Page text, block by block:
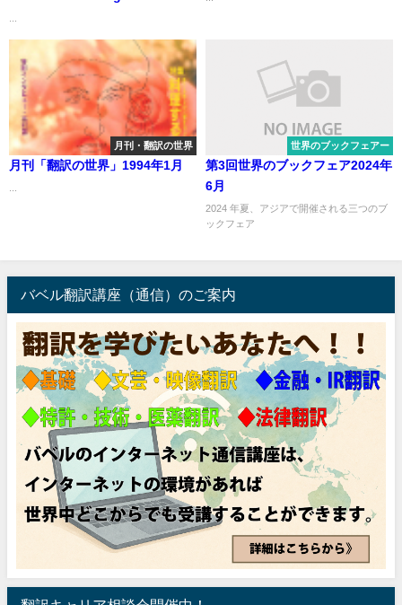
Person Newly Revised and
Updated 「がんという旅」全人
的な治癒と変容
月刊・翻訳の世界
月刊「翻訳の世界」1994年1月
世界のブックフェアー
第3回世界のブックフェア2024年
6月
2024 年夏、アジアで開催される三つのブ
ックフェア
バベル翻訳講座（通信）のご案内